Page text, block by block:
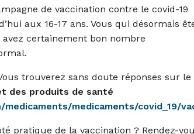
de vaccination contre le covid-19
aux 16-17 ans. Vous qui désormais
certainement bon nombre
trouverez sans doute réponses sur le
des produits de santé
medicaments/covid_19/
pratique de la vaccination ? Rendez-